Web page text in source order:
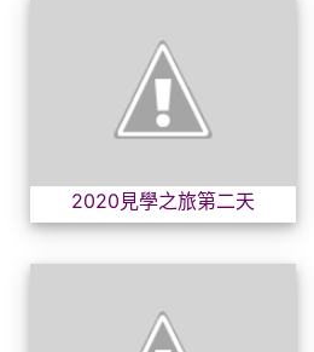
2020見學之旅第二天